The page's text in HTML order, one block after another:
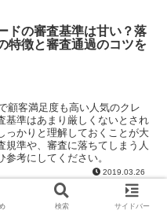
ドの審査基準は甘い？落
特徴と審査通過のコツを
顧客満足度も高い人気のクレ
基準はあまり厳しくないとされ
っかりと理解しておくことが大
準や、審査に落ちてしまう人
考にしてください。
2019.03.26
ドのポイントの還元率は
検索 サイドバー